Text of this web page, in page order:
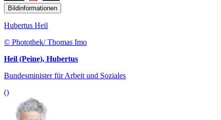
Bildinformationen
Hubertus Heil
© Photothek/ Thomas Imo
Heil (Peine), Hubertus
Bundesminister für Arbeit und Soziales
()